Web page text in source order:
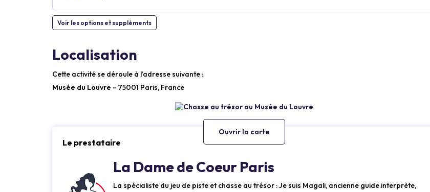
Voir les options et suppléments
Localisation
Cette activité se déroule à l’adresse suivante :
Musée du Louvre - 75001 Paris, France
Ouvrir la carte
Le prestataire
La Dame de Coeur Paris
La spécialiste du jeu de piste et chasse au trésor : Je suis Magali, ancienne guide interprète,